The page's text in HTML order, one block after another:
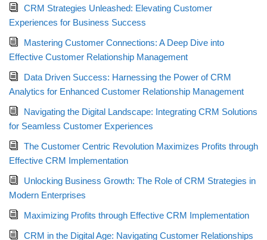
CRM Strategies Unleashed: Elevating Customer
Experiences for Business Success
Mastering Customer Connections: A Deep Dive into
Effective Customer Relationship Management
Data Driven Success: Harnessing the Power of CRM
Analytics for Enhanced Customer Relationship Management
Navigating the Digital Landscape: Integrating CRM Solutions
for Seamless Customer Experiences
The Customer Centric Revolution Maximizes Profits through
Effective CRM Implementation
Unlocking Business Growth: The Role of CRM Strategies in
Modern Enterprises
Maximizing Profits through Effective CRM Implementation
CRM in the Digital Age: Navigating Customer Relationships